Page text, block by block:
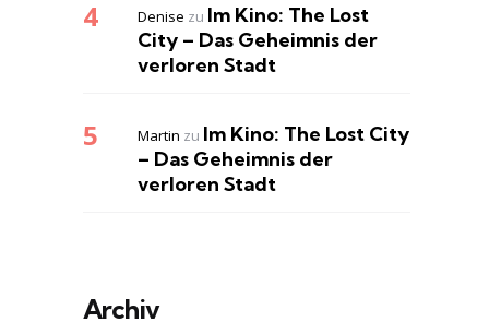
Denise zu Im Kino: The Lost
City – Das Geheimnis der
verloren Stadt
Martin zu Im Kino: The Lost City
– Das Geheimnis der
verloren Stadt
Archiv